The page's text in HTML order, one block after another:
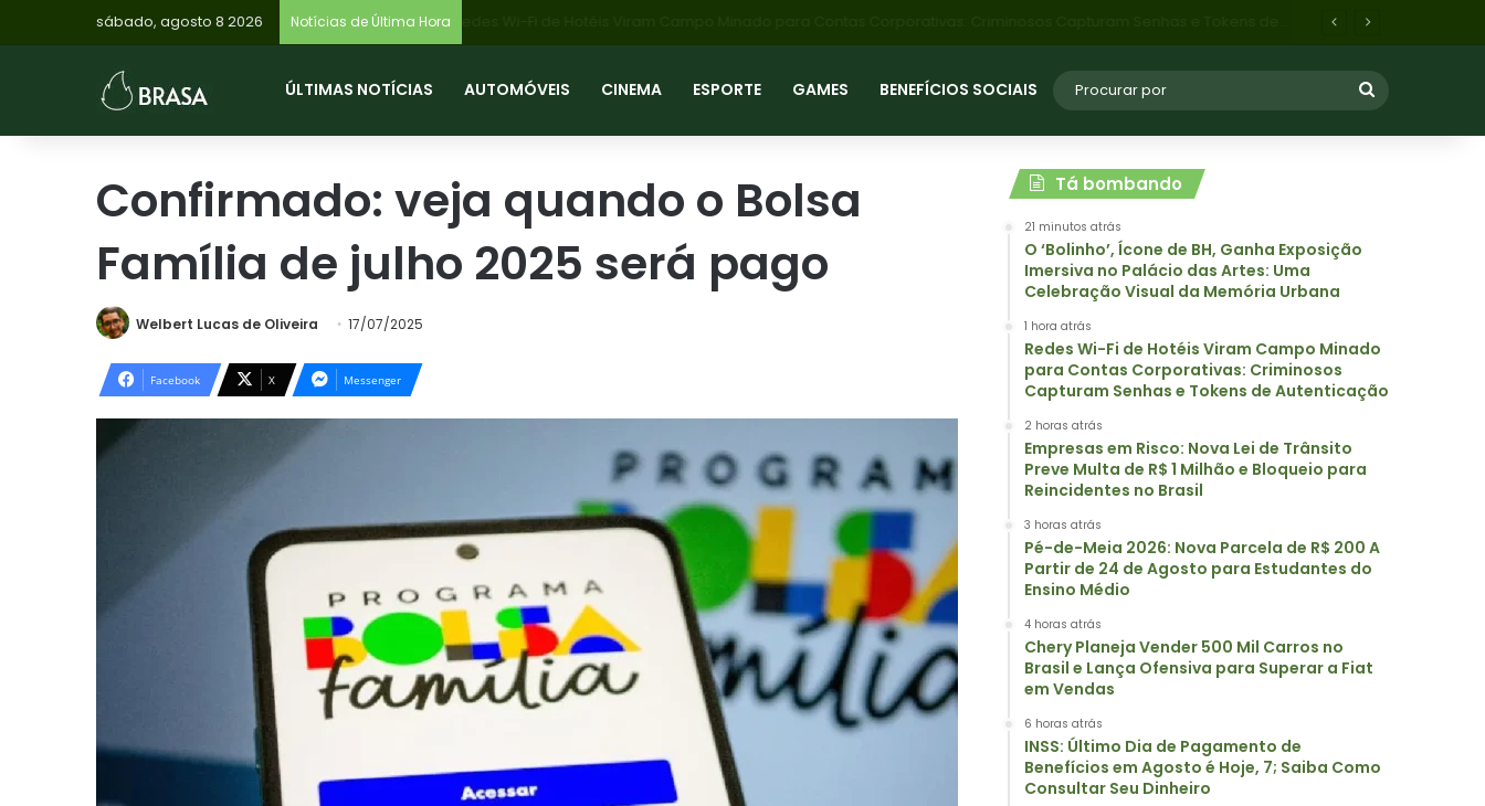
sábado, agosto 8 2026 Notícias de Última Hora
ÚLTIMAS NOTÍCIAS AUTOMÓVEIS CINEMA ESPORTE GAMES BENEFÍCIOS SOCIAIS
Confirmado: veja quando o Bolsa
Família de julho 2025 será pago
Welbert Lucas de Oliveira 17/07/2025
Facebook X Messenger
Tá bombando
21 minutos atrás
O ‘Bolinho’, Ícone de BH, Ganha Exposição
Imersiva no Palácio das Artes: Uma
Celebração Visual da Memória Urbana
1 hora atrás
Redes Wi-Fi de Hotéis Viram Campo Minado
para Contas Corporativas: Criminosos
Capturam Senhas e Tokens de Autenticação
2 horas atrás
Empresas em Risco: Nova Lei de Trânsito
Preve Multa de R$ 1 Milhão e Bloqueio para
Reincidentes no Brasil
3 horas atrás
Pé-de-Meia 2026: Nova Parcela de R$ 200 A
Partir de 24 de Agosto para Estudantes do
Ensino Médio
4 horas atrás
Chery Planeja Vender 500 Mil Carros no
Brasil e Lança Ofensiva para Superar a Fiat
em Vendas
6 horas atrás
INSS: Último Dia de Pagamento de
Benefícios em Agosto é Hoje, 7; Saiba Como
Consultar Seu Dinheiro